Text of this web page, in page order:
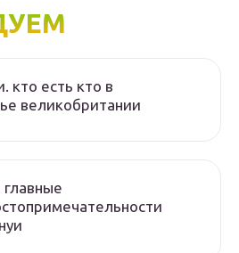
кто есть кто в
великобритании
главные